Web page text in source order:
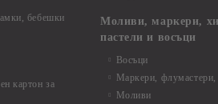
бебешки
картон за
Моливи, маркери,
пастели и восъци
Восъци
Маркери,
Моливи